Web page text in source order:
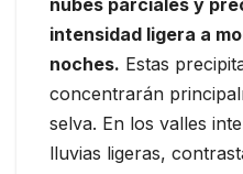
nubes parciales y
intensidad ligera a
noches. Estas
concentrarán
selva. En los valles
lluvias ligeras,